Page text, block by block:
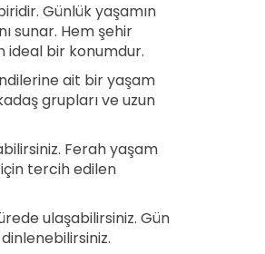
Günlük yaşamın
sunar. Hem şehir
ideal bir konumdur.
ait bir yaşam
grupları ve uzun
Ferah yaşam
tercih edilen
ulaşabilirsiniz. Gün